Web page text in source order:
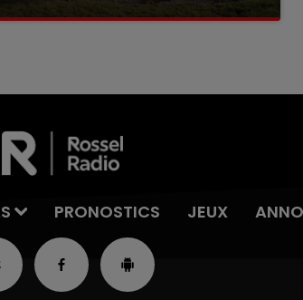
coulé à pic
PRONOSTICS JEUX